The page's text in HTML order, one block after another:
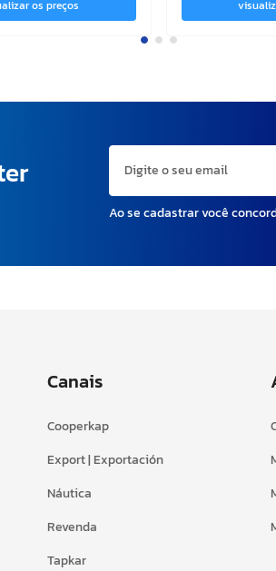
os preços
Ao se cadastrar você
Canais
Cooperkap
Export | Exportación
Náutica
Revenda
Tapkar